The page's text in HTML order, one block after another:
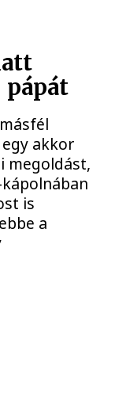
pápát
akkor
megoldást,
is
a